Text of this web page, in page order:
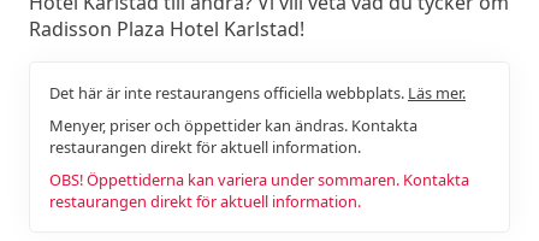
Radisson Plaza Hotel Karlstad!
Det här är inte restaurangens officiella webbplats. Läs mer.
Menyer, priser och öppettider kan ändras. Kontakta
restaurangen direkt för aktuell information.
OBS! Öppettiderna kan variera under sommaren. Kontakta
restaurangen direkt för aktuell information.